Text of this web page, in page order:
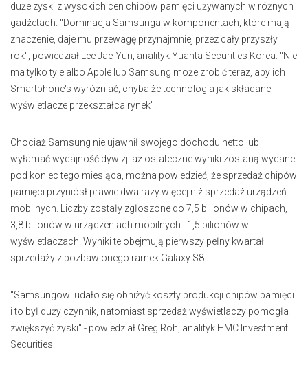
duże zyski z wysokich cen chipów pamięci używanych w różnych
gadżetach. "Dominacja Samsunga w komponentach, które mają
znaczenie, daje mu przewagę przynajmniej przez cały przyszły
rok", powiedział Lee Jae-Yun, analityk Yuanta Securities Korea. "Nie
ma tylko tyle albo Apple lub Samsung może zrobić teraz, aby ich
Smartphone's wyróżniać, chyba że technologia jak składane
wyświetlacze przekształca rynek".
Chociaż Samsung nie ujawnił swojego dochodu netto lub
wyłamać wydajność dywizji aż ostateczne wyniki zostaną wydane
pod koniec tego miesiąca, można powiedzieć, że sprzedaż chipów
pamięci przyniósł prawie dwa razy więcej niż sprzedaż urządzeń
mobilnych. Liczby zostały zgłoszone do 7,5 bilionów w chipach,
3,8 bilionów w urządzeniach mobilnych i 1,5 bilionów w
wyświetlaczach. Wyniki te obejmują pierwszy pełny kwartał
sprzedaży z pozbawionego ramek Galaxy S8.
"Samsungowi udało się obniżyć koszty produkcji chipów pamięci
i to był duży czynnik, natomiast sprzedaż wyświetlaczy pomogła
zwiększyć zyski" - powiedział Greg Roh, analityk HMC Investment
Securities.